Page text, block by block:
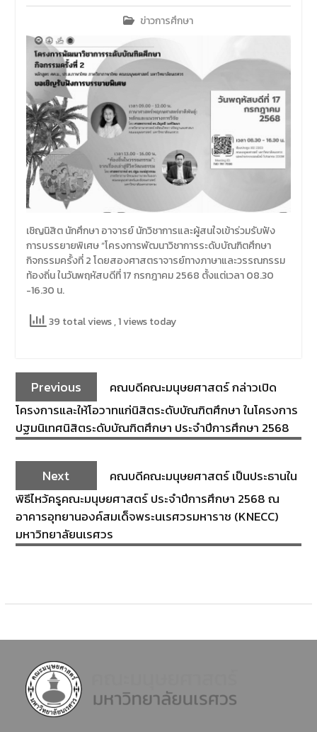
ข่าวการศึกษา
เชิญนิสิต นักศึกษา อาจารย์ นักวิชาการและผู้สนใจเข้าร่วมรับฟัง
การบรรยายพิเศษ “โครงการพัฒนาวิชาการระดับบัณฑิตศึกษา
กิจกรรมครั้งที่ 2 โดยสองศาสตราจารย์ทางภาษาและวรรณกรรม
ท้องถิ่น ในวันพฤหัสบดีที่ 17 กรกฎาคม 2568 ตั้งแต่เวลา 08.30
-16.30 น.
39 total views, 1 views today
Previous
คณบดีคณะมนุษยศาสตร์ กล่าวเปิด
โครงการและให้โอวาทแก่นิสิตระดับบัณฑิตศึกษา ในโครงการ
ปฐมนิเทศนิสิตระดับบัณฑิตศึกษา ประจำปีการศึกษา 2568
Next
คณบดีคณะมนุษยศาสตร์ เป็นประธานใน
พิธีไหว้ครูคณะมนุษยศาสตร์ ประจำปีการศึกษา 2568 ณ
อาคารอุทยานองค์สมเด็จพระนเรศวรมหาราช (KNECC)
มหาวิทยาลัยนเรศวร